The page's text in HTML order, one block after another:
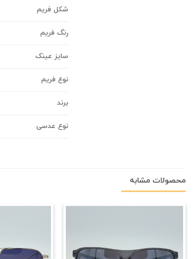
شکل فریم
رنگ فریم
سایز عینک
نوع فریم
برند
نوع عدسی
محصولات مشابه
مندی